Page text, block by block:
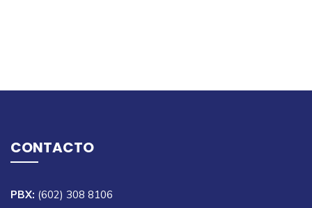
CONTACTO
PBX: (602) 308 8106